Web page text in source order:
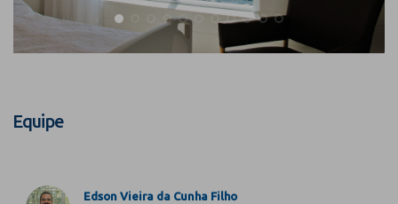
Equipe
Edson Vieira da Cunha Filho